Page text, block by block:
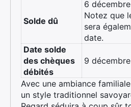
Solde dû
6
Notez que
sera
date.
Date solde
des chèques
débités
9
Avec une ambiance
un style traditionnel